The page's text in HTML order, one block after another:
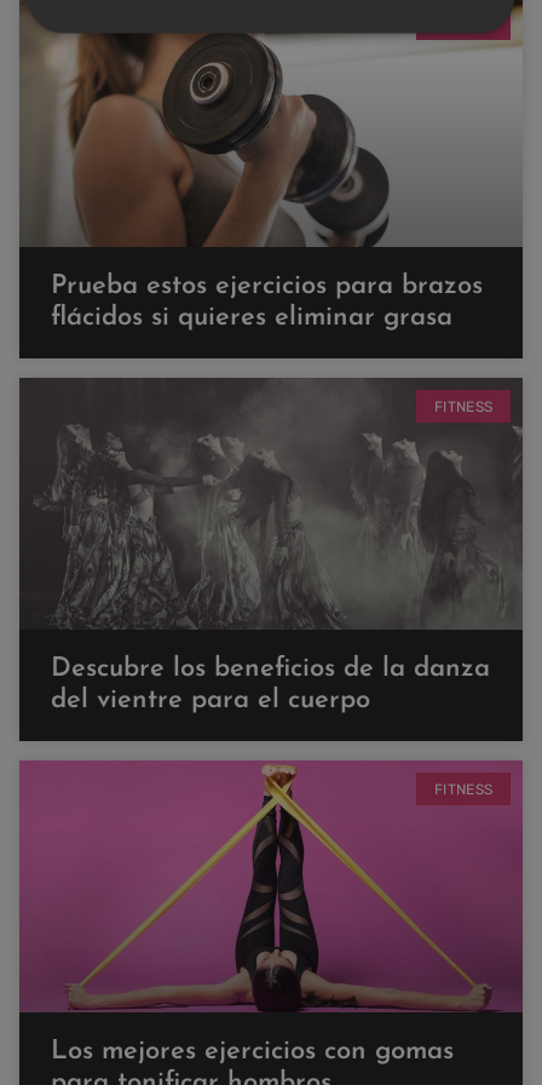
Prueba estos ejercicios para brazos
flácidos si quieres eliminar grasa
FITNESS
Descubre los beneficios de la danza
del vientre para el cuerpo
FITNESS
Los mejores ejercicios con gomas